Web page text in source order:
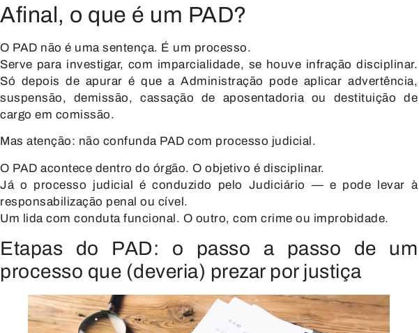
Afinal, o que é um PAD?
O PAD não é uma sentença. É um processo.
Serve para investigar, com imparcialidade, se houve infração disciplinar.
Só depois de apurar é que a Administração pode aplicar advertência,
suspensão, demissão,cassação de aposentadoriaou destituição de
cargo em comissão.
Mas atenção: não confunda PAD com processo judicial.
O PAD acontece dentro do órgão. O objetivo é disciplinar.
Já o processo judicial é conduzido pelo Judiciário — e pode levar à
responsabilização penal ou cível.
Um lida com conduta funcional. O outro, com crime ou improbidade.
Etapas do PAD: o passo a passo de um
processo que (deveria) prezar por justiça